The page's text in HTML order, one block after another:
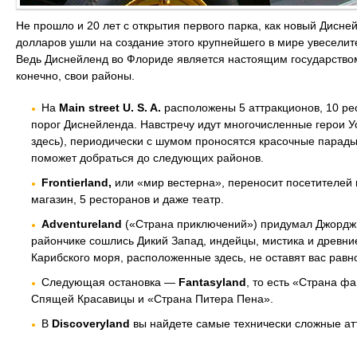
Не прошло и 20 лет с открытия первого парка, как новый
долларов ушли на создание этого крупнейшего в мире
Ведь Диснейленд во Флориде является настоящим
конечно, свои районы.
На Main street U. S. A. расположены 5 аттракционов, 10
порог Диснейленда. Навстречу идут многочисленные
здесь), периодически с шумом проносятся красочные
поможет добраться до следующих районов.
Frontierland, или «мир вестерна», переносит
магазин, 5 ресторанов и даже театр.
Adventureland («Страна приключений») придумал
райончике сошлись Дикий Запад, индейцы, мистика и
Карибского моря, расположенные здесь, не оставят вас
Следующая остановка — Fantasyland , то есть «Страна
Спящей Красавицы и «Страна Питера Пена».
В Discoveryland вы найдете самые технически сложные